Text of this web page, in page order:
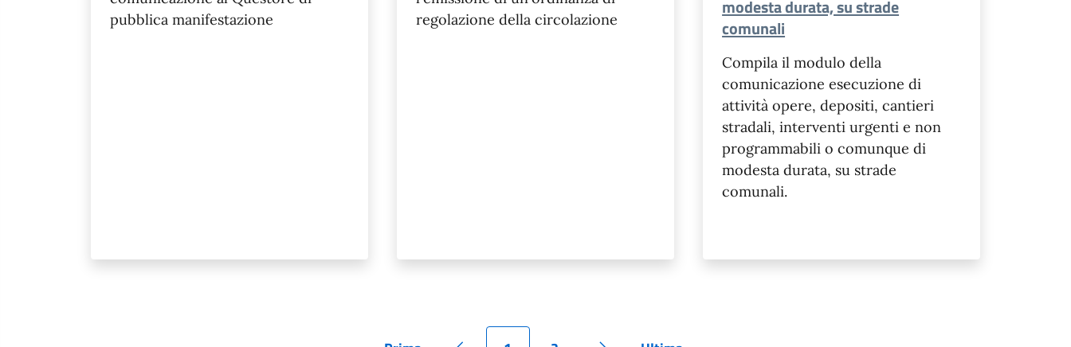
pubblica manifestazione
regolazione della circolazione
modesta durata, su strade
comunali
Compila il modulo della
comunicazione esecuzione di
attività opere, depositi, cantieri
stradali, interventi urgenti e non
programmabili o comunque di
modesta durata, su strade
comunali.